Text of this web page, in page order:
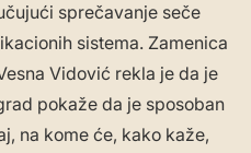
sprečavanje seče
sistema. Zamenica
Vidović rekla je da je
pokaže da je sposoban
na kome će, kako kaže,